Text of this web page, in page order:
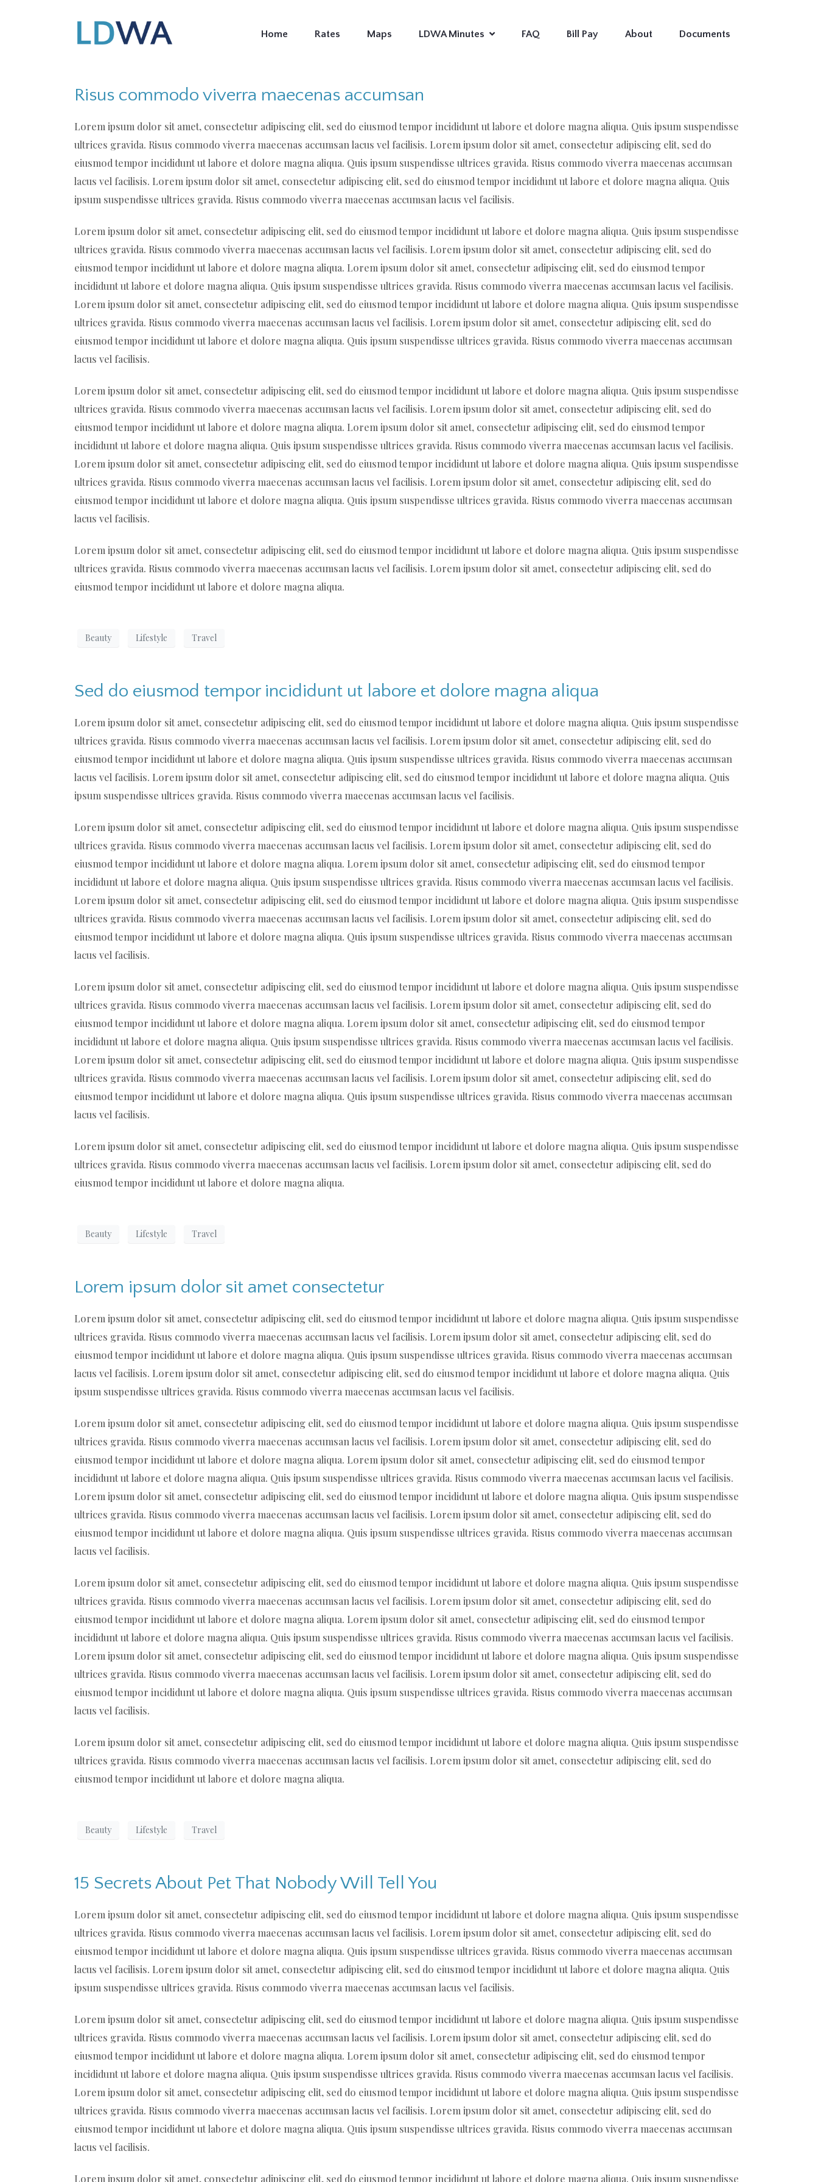
Home Rates Maps LDWA Minutes FAQ Bill Pay About Documents
Risus commodo viverra maecenas accumsan
Lorem ipsum dolor sit amet, consectetur adipiscing elit, sed do eiusmod tempor incididunt ut labore et dolore magna aliqua. Quis ipsum suspendisse
ultrices gravida. Risus commodo viverra maecenas accumsan lacus vel facilisis. Lorem ipsum dolor sit amet, consectetur adipiscing elit, sed do
eiusmod tempor incididunt ut labore et dolore magna aliqua. Quis ipsum suspendisse ultrices gravida. Risus commodo viverra maecenas accumsan
lacus vel facilisis. Lorem ipsum dolor sit amet, consectetur adipiscing elit, sed do eiusmod tempor incididunt ut labore et dolore magna aliqua. Quis
ipsum suspendisse ultrices gravida. Risus commodo viverra maecenas accumsan lacus vel facilisis.
Lorem ipsum dolor sit amet, consectetur adipiscing elit, sed do eiusmod tempor incididunt ut labore et dolore magna aliqua. Quis ipsum suspendisse
ultrices gravida. Risus commodo viverra maecenas accumsan lacus vel facilisis. Lorem ipsum dolor sit amet, consectetur adipiscing elit, sed do
eiusmod tempor incididunt ut labore et dolore magna aliqua. Lorem ipsum dolor sit amet, consectetur adipiscing elit, sed do eiusmod tempor
incididunt ut labore et dolore magna aliqua. Quis ipsum suspendisse ultrices gravida. Risus commodo viverra maecenas accumsan lacus vel facilisis.
Lorem ipsum dolor sit amet, consectetur adipiscing elit, sed do eiusmod tempor incididunt ut labore et dolore magna aliqua. Quis ipsum suspendisse
ultrices gravida. Risus commodo viverra maecenas accumsan lacus vel facilisis. Lorem ipsum dolor sit amet, consectetur adipiscing elit, sed do
eiusmod tempor incididunt ut labore et dolore magna aliqua. Quis ipsum suspendisse ultrices gravida. Risus commodo viverra maecenas accumsan
lacus vel facilisis.
Lorem ipsum dolor sit amet, consectetur adipiscing elit, sed do eiusmod tempor incididunt ut labore et dolore magna aliqua. Quis ipsum suspendisse
ultrices gravida. Risus commodo viverra maecenas accumsan lacus vel facilisis. Lorem ipsum dolor sit amet, consectetur adipiscing elit, sed do
eiusmod tempor incididunt ut labore et dolore magna aliqua. Lorem ipsum dolor sit amet, consectetur adipiscing elit, sed do eiusmod tempor
incididunt ut labore et dolore magna aliqua. Quis ipsum suspendisse ultrices gravida. Risus commodo viverra maecenas accumsan lacus vel facilisis.
Lorem ipsum dolor sit amet, consectetur adipiscing elit, sed do eiusmod tempor incididunt ut labore et dolore magna aliqua. Quis ipsum suspendisse
ultrices gravida. Risus commodo viverra maecenas accumsan lacus vel facilisis. Lorem ipsum dolor sit amet, consectetur adipiscing elit, sed do
eiusmod tempor incididunt ut labore et dolore magna aliqua. Quis ipsum suspendisse ultrices gravida. Risus commodo viverra maecenas accumsan
lacus vel facilisis.
Lorem ipsum dolor sit amet, consectetur adipiscing elit, sed do eiusmod tempor incididunt ut labore et dolore magna aliqua. Quis ipsum suspendisse
ultrices gravida. Risus commodo viverra maecenas accumsan lacus vel facilisis. Lorem ipsum dolor sit amet, consectetur adipiscing elit, sed do
eiusmod tempor incididunt ut labore et dolore magna aliqua.
Beauty Lifestyle Travel
Sed do eiusmod tempor incididunt ut labore et dolore magna aliqua
Lorem ipsum dolor sit amet, consectetur adipiscing elit, sed do eiusmod tempor incididunt ut labore et dolore magna aliqua. Quis ipsum suspendisse
ultrices gravida. Risus commodo viverra maecenas accumsan lacus vel facilisis. Lorem ipsum dolor sit amet, consectetur adipiscing elit, sed do
eiusmod tempor incididunt ut labore et dolore magna aliqua. Quis ipsum suspendisse ultrices gravida. Risus commodo viverra maecenas accumsan
lacus vel facilisis. Lorem ipsum dolor sit amet, consectetur adipiscing elit, sed do eiusmod tempor incididunt ut labore et dolore magna aliqua. Quis
ipsum suspendisse ultrices gravida. Risus commodo viverra maecenas accumsan lacus vel facilisis.
Lorem ipsum dolor sit amet, consectetur adipiscing elit, sed do eiusmod tempor incididunt ut labore et dolore magna aliqua. Quis ipsum suspendisse
ultrices gravida. Risus commodo viverra maecenas accumsan lacus vel facilisis. Lorem ipsum dolor sit amet, consectetur adipiscing elit, sed do
eiusmod tempor incididunt ut labore et dolore magna aliqua. Lorem ipsum dolor sit amet, consectetur adipiscing elit, sed do eiusmod tempor
incididunt ut labore et dolore magna aliqua. Quis ipsum suspendisse ultrices gravida. Risus commodo viverra maecenas accumsan lacus vel facilisis.
Lorem ipsum dolor sit amet, consectetur adipiscing elit, sed do eiusmod tempor incididunt ut labore et dolore magna aliqua. Quis ipsum suspendisse
ultrices gravida. Risus commodo viverra maecenas accumsan lacus vel facilisis. Lorem ipsum dolor sit amet, consectetur adipiscing elit, sed do
eiusmod tempor incididunt ut labore et dolore magna aliqua. Quis ipsum suspendisse ultrices gravida. Risus commodo viverra maecenas accumsan
lacus vel facilisis.
Lorem ipsum dolor sit amet, consectetur adipiscing elit, sed do eiusmod tempor incididunt ut labore et dolore magna aliqua. Quis ipsum suspendisse
ultrices gravida. Risus commodo viverra maecenas accumsan lacus vel facilisis. Lorem ipsum dolor sit amet, consectetur adipiscing elit, sed do
eiusmod tempor incididunt ut labore et dolore magna aliqua. Lorem ipsum dolor sit amet, consectetur adipiscing elit, sed do eiusmod tempor
incididunt ut labore et dolore magna aliqua. Quis ipsum suspendisse ultrices gravida. Risus commodo viverra maecenas accumsan lacus vel facilisis.
Lorem ipsum dolor sit amet, consectetur adipiscing elit, sed do eiusmod tempor incididunt ut labore et dolore magna aliqua. Quis ipsum suspendisse
ultrices gravida. Risus commodo viverra maecenas accumsan lacus vel facilisis. Lorem ipsum dolor sit amet, consectetur adipiscing elit, sed do
eiusmod tempor incididunt ut labore et dolore magna aliqua. Quis ipsum suspendisse ultrices gravida. Risus commodo viverra maecenas accumsan
lacus vel facilisis.
Lorem ipsum dolor sit amet, consectetur adipiscing elit, sed do eiusmod tempor incididunt ut labore et dolore magna aliqua. Quis ipsum suspendisse
ultrices gravida. Risus commodo viverra maecenas accumsan lacus vel facilisis. Lorem ipsum dolor sit amet, consectetur adipiscing elit, sed do
eiusmod tempor incididunt ut labore et dolore magna aliqua.
Beauty Lifestyle Travel
Lorem ipsum dolor sit amet consectetur
Lorem ipsum dolor sit amet, consectetur adipiscing elit, sed do eiusmod tempor incididunt ut labore et dolore magna aliqua. Quis ipsum suspendisse
ultrices gravida. Risus commodo viverra maecenas accumsan lacus vel facilisis. Lorem ipsum dolor sit amet, consectetur adipiscing elit, sed do
eiusmod tempor incididunt ut labore et dolore magna aliqua. Quis ipsum suspendisse ultrices gravida. Risus commodo viverra maecenas accumsan
lacus vel facilisis. Lorem ipsum dolor sit amet, consectetur adipiscing elit, sed do eiusmod tempor incididunt ut labore et dolore magna aliqua. Quis
ipsum suspendisse ultrices gravida. Risus commodo viverra maecenas accumsan lacus vel facilisis.
Lorem ipsum dolor sit amet, consectetur adipiscing elit, sed do eiusmod tempor incididunt ut labore et dolore magna aliqua. Quis ipsum suspendisse
ultrices gravida. Risus commodo viverra maecenas accumsan lacus vel facilisis. Lorem ipsum dolor sit amet, consectetur adipiscing elit, sed do
eiusmod tempor incididunt ut labore et dolore magna aliqua. Lorem ipsum dolor sit amet, consectetur adipiscing elit, sed do eiusmod tempor
incididunt ut labore et dolore magna aliqua. Quis ipsum suspendisse ultrices gravida. Risus commodo viverra maecenas accumsan lacus vel facilisis.
Lorem ipsum dolor sit amet, consectetur adipiscing elit, sed do eiusmod tempor incididunt ut labore et dolore magna aliqua. Quis ipsum suspendisse
ultrices gravida. Risus commodo viverra maecenas accumsan lacus vel facilisis. Lorem ipsum dolor sit amet, consectetur adipiscing elit, sed do
eiusmod tempor incididunt ut labore et dolore magna aliqua. Quis ipsum suspendisse ultrices gravida. Risus commodo viverra maecenas accumsan
lacus vel facilisis.
Lorem ipsum dolor sit amet, consectetur adipiscing elit, sed do eiusmod tempor incididunt ut labore et dolore magna aliqua. Quis ipsum suspendisse
ultrices gravida. Risus commodo viverra maecenas accumsan lacus vel facilisis. Lorem ipsum dolor sit amet, consectetur adipiscing elit, sed do
eiusmod tempor incididunt ut labore et dolore magna aliqua. Lorem ipsum dolor sit amet, consectetur adipiscing elit, sed do eiusmod tempor
incididunt ut labore et dolore magna aliqua. Quis ipsum suspendisse ultrices gravida. Risus commodo viverra maecenas accumsan lacus vel facilisis.
Lorem ipsum dolor sit amet, consectetur adipiscing elit, sed do eiusmod tempor incididunt ut labore et dolore magna aliqua. Quis ipsum suspendisse
ultrices gravida. Risus commodo viverra maecenas accumsan lacus vel facilisis. Lorem ipsum dolor sit amet, consectetur adipiscing elit, sed do
eiusmod tempor incididunt ut labore et dolore magna aliqua. Quis ipsum suspendisse ultrices gravida. Risus commodo viverra maecenas accumsan
lacus vel facilisis.
Lorem ipsum dolor sit amet, consectetur adipiscing elit, sed do eiusmod tempor incididunt ut labore et dolore magna aliqua. Quis ipsum suspendisse
ultrices gravida. Risus commodo viverra maecenas accumsan lacus vel facilisis. Lorem ipsum dolor sit amet, consectetur adipiscing elit, sed do
eiusmod tempor incididunt ut labore et dolore magna aliqua.
Beauty Lifestyle Travel
15 Secrets About Pet That Nobody Will Tell You
Lorem ipsum dolor sit amet, consectetur adipiscing elit, sed do eiusmod tempor incididunt ut labore et dolore magna aliqua. Quis ipsum suspendisse
ultrices gravida. Risus commodo viverra maecenas accumsan lacus vel facilisis. Lorem ipsum dolor sit amet, consectetur adipiscing elit, sed do
eiusmod tempor incididunt ut labore et dolore magna aliqua. Quis ipsum suspendisse ultrices gravida. Risus commodo viverra maecenas accumsan
lacus vel facilisis. Lorem ipsum dolor sit amet, consectetur adipiscing elit, sed do eiusmod tempor incididunt ut labore et dolore magna aliqua. Quis
ipsum suspendisse ultrices gravida. Risus commodo viverra maecenas accumsan lacus vel facilisis.
Lorem ipsum dolor sit amet, consectetur adipiscing elit, sed do eiusmod tempor incididunt ut labore et dolore magna aliqua. Quis ipsum suspendisse
ultrices gravida. Risus commodo viverra maecenas accumsan lacus vel facilisis. Lorem ipsum dolor sit amet, consectetur adipiscing elit, sed do
eiusmod tempor incididunt ut labore et dolore magna aliqua. Lorem ipsum dolor sit amet, consectetur adipiscing elit, sed do eiusmod tempor
incididunt ut labore et dolore magna aliqua. Quis ipsum suspendisse ultrices gravida. Risus commodo viverra maecenas accumsan lacus vel facilisis.
Lorem ipsum dolor sit amet, consectetur adipiscing elit, sed do eiusmod tempor incididunt ut labore et dolore magna aliqua. Quis ipsum suspendisse
ultrices gravida. Risus commodo viverra maecenas accumsan lacus vel facilisis. Lorem ipsum dolor sit amet, consectetur adipiscing elit, sed do
eiusmod tempor incididunt ut labore et dolore magna aliqua. Quis ipsum suspendisse ultrices gravida. Risus commodo viverra maecenas accumsan
lacus vel facilisis.
Lorem ipsum dolor sit amet, consectetur adipiscing elit, sed do eiusmod tempor incididunt ut labore et dolore magna aliqua. Quis ipsum suspendisse